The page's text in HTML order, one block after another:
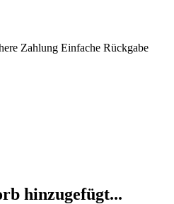
Zahlung Einfache Rückgabe
hinzugefügt...